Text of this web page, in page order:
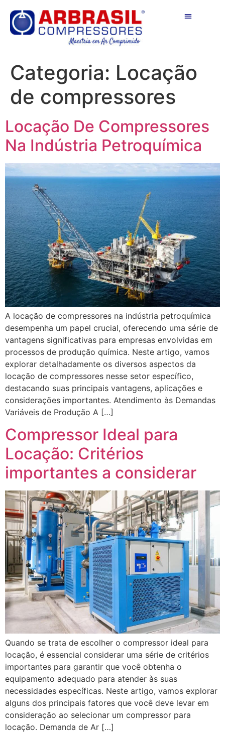
Categoria: Locação
de compressores
Locação De Compressores
Na Indústria Petroquímica
A locação de compressores na indústria petroquímica
desempenha um papel crucial, oferecendo uma série de
vantagens significativas para empresas envolvidas em
processos de produção química. Neste artigo, vamos
explorar detalhadamente os diversos aspectos da
locação de compressores nesse setor específico,
destacando suas principais vantagens, aplicações e
considerações importantes. Atendimento às Demandas
Variáveis de Produção A […]
Compressor Ideal para
Locação: Critérios
importantes a considerar
Quando se trata de escolher o compressor ideal para
locação, é essencial considerar uma série de critérios
importantes para garantir que você obtenha o
equipamento adequado para atender às suas
necessidades específicas. Neste artigo, vamos explorar
alguns dos principais fatores que você deve levar em
consideração ao selecionar um compressor para
locação. Demanda de Ar […]